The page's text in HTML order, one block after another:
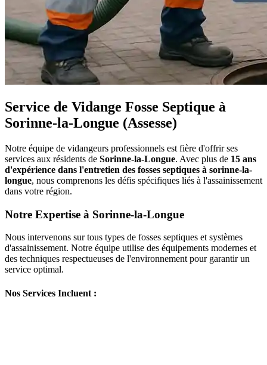
Service de Vidange Fosse Septique à
Sorinne-la-Longue (Assesse)
Notre équipe de vidangeurs professionnels est fière d'offrir ses
services aux résidents de Sorinne-la-Longue. Avec plus de 15 ans
d'expérience dans l'entretien des fosses septiques à sorinne-la-
longue, nous comprenons les défis spécifiques liés à l'assainissement
dans votre région.
Notre Expertise à Sorinne-la-Longue
Nous intervenons sur tous types de fosses septiques et systèmes
d'assainissement. Notre équipe utilise des équipements modernes et
des techniques respectueuses de l'environnement pour garantir un
service optimal.
Nos Services Incluent :